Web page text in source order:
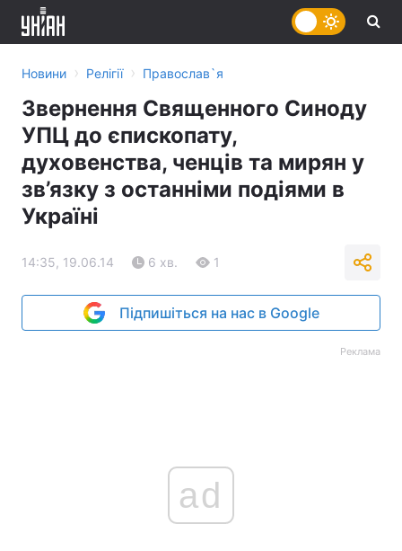
Новини › Релігії › Православ`я
Звернення Священного Синоду
УПЦ до єпископату,
духовенства, ченців та мирян у
зв’язку з останніми подіями в
Україні
14:35, 19.06.14 6 хв. 1
Підпишіться на нас в Google
Реклама
ad